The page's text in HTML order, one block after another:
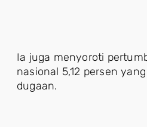
Ia juga menyoroti
nasional 5,12 persen
dugaan.